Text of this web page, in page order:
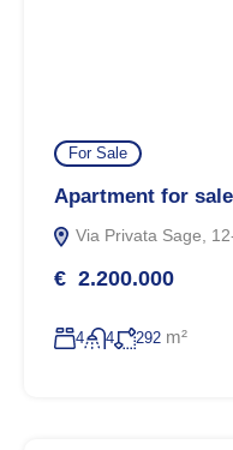
For Sale
Apartment for sale
Via Privata Sage,
€ 2.200.000
4 4 292 m²